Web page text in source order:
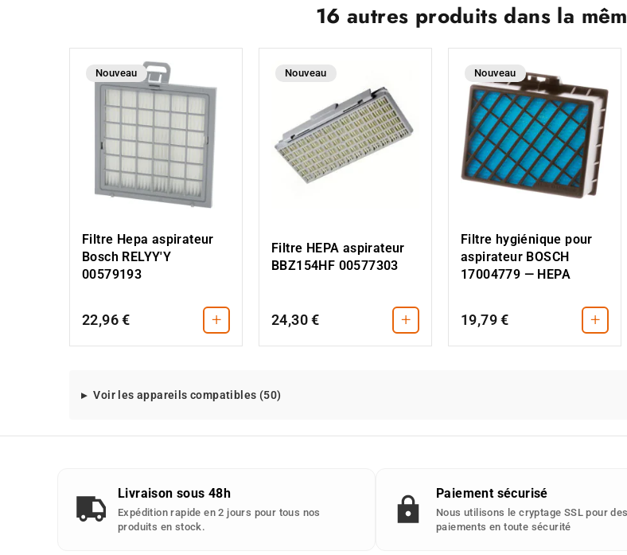
16 autres produits dans la
Nouveau
Filtre Hepa aspirateur
Bosch RELYY'Y
00579193
22,96 € +
Nouveau
Filtre HEPA aspirateur
BBZ154HF 00577303
24,30 € +
Nouveau
Filtre hygiénique pour
aspirateur BOSCH
17004779 — HEPA
19,79 € +
Modeles
detachee
:
Voir les appareils compatibles (50)
Livraison sous 48h
Expédition rapide en 2 jours pour tous nos
produits en stock.
Paiement sécurisé
Nous utilisons le cryptage SSL pour des
paiements en toute sécurité